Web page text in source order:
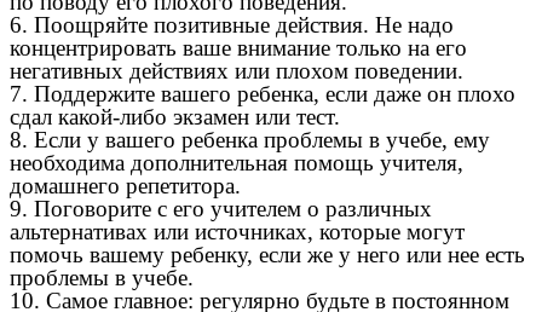
6. Поощряйте позитивные действия. Не надо
концентрировать ваше внимание только на его
негативных действиях или плохом поведении.
7. Поддержите вашего ребенка, если даже он плохо
сдал какой-либо экзамен или тест.
8. Если у вашего ребенка проблемы в учебе, ему
необходима дополнительная помощь учителя,
домашнего репетитора.
9. Поговорите с его учителем о различных
альтернативах или источниках, которые могут
помочь вашему ребенку, если же у него или нее есть
проблемы в учебе.
10. Самое главное: регулярно будьте в постоянном